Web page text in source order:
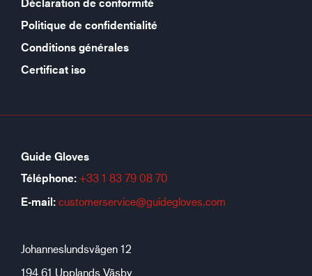
Déclaration de conformité
Politique de confidentialité
Conditions générales
Certificat iso
Guide Gloves
Téléphone: +33 1 83 79 08 70
E-mail: customerservice@guidegloves.com
Johanneslundsvägen 12
194 61 Upplands Väsby